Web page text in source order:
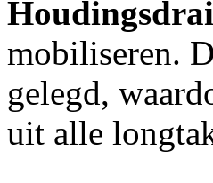
mobiliseren.
gelegd,
uit alle